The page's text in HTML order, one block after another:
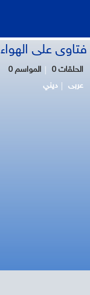
فتاوى على الهواء
0 المواسم
0 الحلقات
ديني
عربى